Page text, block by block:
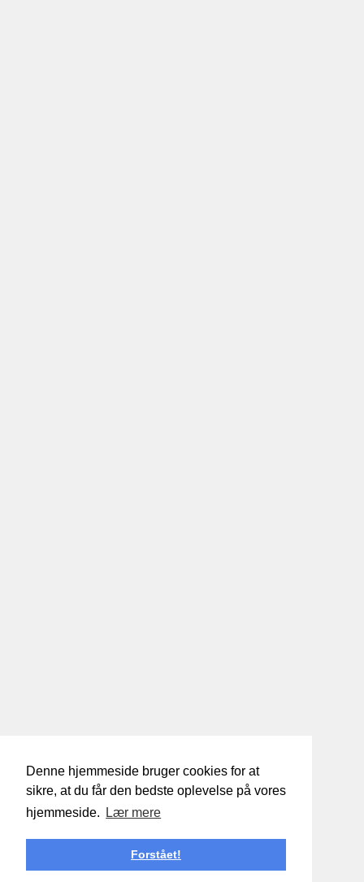
Denne hjemmeside bruger cookies for at
sikre, at du får den bedste oplevelse på vores
hjemmeside.
Lær mere
Forstået!